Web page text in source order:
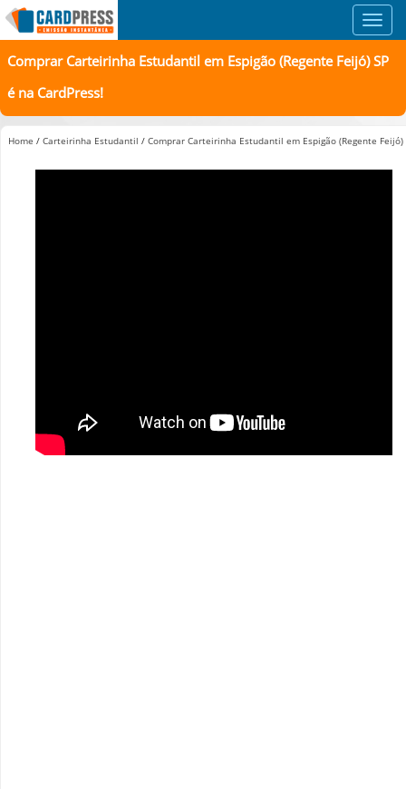
Comprar Carteirinha Estudantil em Espigão (Regente Feijó) SP
é na CardPress!
Home / Carteirinha Estudantil / Comprar Carteirinha Estudantil em Espigão (Regente Feijó)